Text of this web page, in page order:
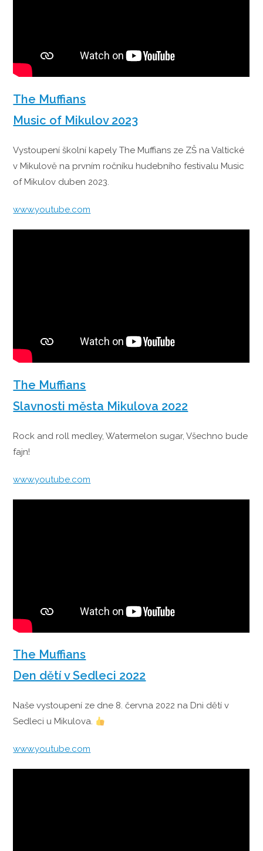
The Muffians
Music of Mikulov 2023
Vystoupení školní kapely The Muffians ze ZŠ na Valtické
v Mikulově na prvním ročníku hudebního festivalu Music
of Mikulov duben 2023.
www.youtube.com
The Muffians
Slavnosti města Mikulova 2022
Rock and roll medley, Watermelon sugar, Všechno bude
fajn!
www.youtube.com
The Muffians
Den dětí v Sedleci 2022
Naše vystoupení ze dne 8. června 2022 na Dni dětí v
Sedleci u Mikulova.
www.youtube.com